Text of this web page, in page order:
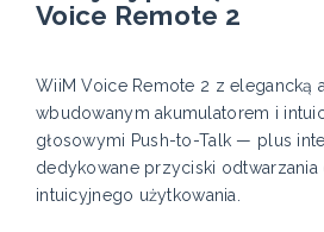
Voice Remote 2
WiiM Voice Remote 2 z elegancką
wbudowanym akumulatorem i
głosowymi Push-to-Talk — plus
dedykowane przyciski odtwarzania
intuicyjnego użytkowania.